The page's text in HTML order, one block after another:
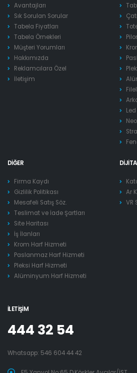
Avantajları
Sık Sorulan Sorular
Tabela Fiyatları
Tabela Örnekleri
Müşteri Yorumları
Hakkımızda
Reklamcılara Özel
İletişim
DIĞER
Firma Kaydı
Gizlilik Politikası
Mesafeli Satış Söz.
Teslimat ve İade Şartları
Site Haritası
İş İlanları
Krom Harf Hizmeti
Paslanmaz Harf Hizmeti
Pleksi Harf Hizmeti
Alüminyum Harf Hizmeti
Ar
VR
İLETIŞIM
444 32 54
Whatsapp: 546 604 44 42